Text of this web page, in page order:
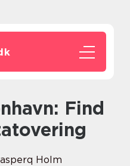
Holm